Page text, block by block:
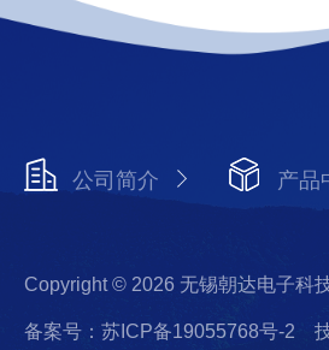
公司简介 产品
Copyright © 2026 无锡朝达电子科
备案号：苏ICP备19055768号-2